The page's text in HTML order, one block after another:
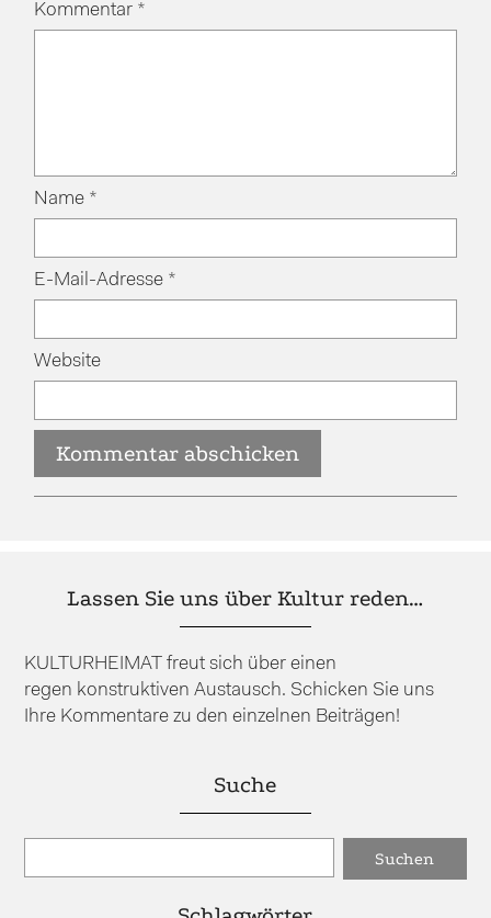
Kommentar *
Name *
E-Mail-Adresse *
Website
Lassen Sie uns über Kultur reden…
KULTURHEIMAT freut sich über einen
regen konstruktiven Austausch. Schicken Sie uns
Ihre Kommentare zu den einzelnen Beiträgen!
Suche